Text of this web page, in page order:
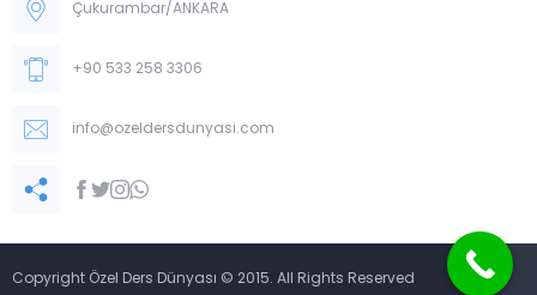
Çukurambar/ANKARA
+90 533 258 3306
info@ozeldersdunyasi.com
Copyright Özel Ders Dünyası © 2015. All Rights Reserved